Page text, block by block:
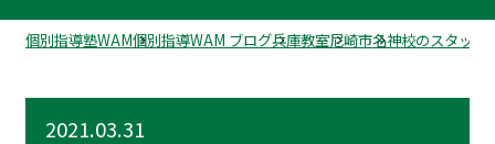
個別指導塾WAM個別指導WAM ブログ兵庫教室尼崎市名神校のスタッフ
2021.03.31